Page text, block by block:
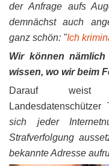
der Anfrage aufs
demnächst auch
ganz schön: "Ich
Wir können
wissen, wo wir beim
Darauf weist
sich jeder
Strafverfolgung
bekannte Adresse